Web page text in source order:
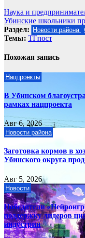
Навигация
по
записям
Наука и
Убинские школьники
Раздел:
Новости района
Темы: ТГпост
Похожая запись
Нацпроекты
В Убинском
рамках нацпроекта
Авг 6, 2026
Новости района
Заготовка кормов в
Убинского округа
Авг 5, 2026
Новости
Победители
поддержку лидеров
индустрии